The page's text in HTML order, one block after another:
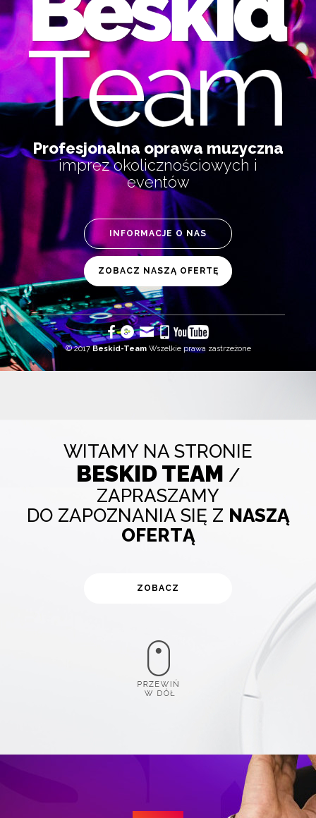
Profesjonalna oprawa muzyczna
imprez okolicznościowych i
eventów
INFORMACJE O NAS
ZOBACZ NASZĄ OFERTĘ
© 2017Beskid-TeamWszelkie prawa zastrzeżone
WITAMY NA STRONIE
BESKID TEAM /
ZAPRASZAMY
DO ZAPOZNANIA SIĘ Z NASZĄ
OFERTĄ
ZOBACZ